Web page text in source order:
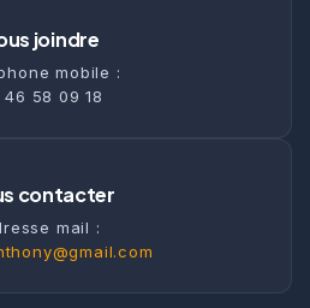
joindre
mobile :
46 58 09 18
contacter
mail :